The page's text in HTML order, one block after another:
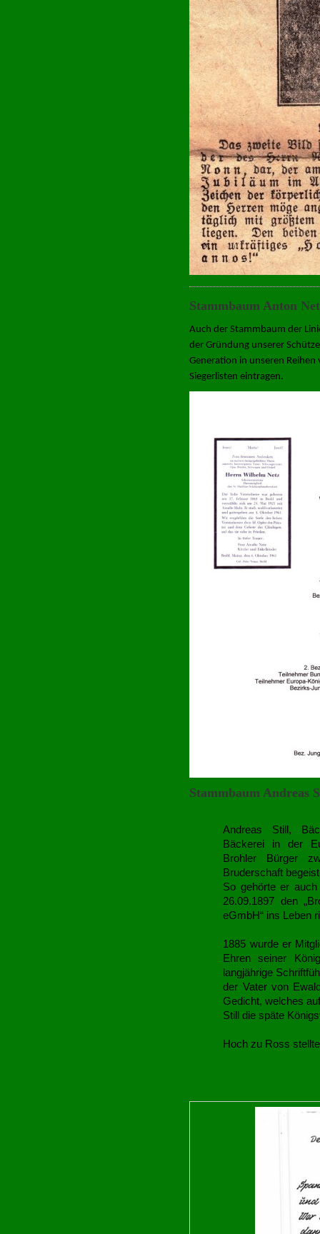
Stammbaum Anton
Auch der Stammbaum der
der Gründung unserer
Generation in unseren
Siegerlisten eintragen.
Stammbaum Andreas
Andreas Still,
Bäckerei in der
Brohler Bürger
Bruderschaft
So gehörte er
26.09.1897 den
eGmbH“ ins Leben
1885 wurde er
Ehren seiner
langjährige
der Vater von
Gedicht, welches
Still die späte
Hoch zu Ross